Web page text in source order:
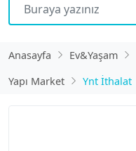
Anasayfa Ev&Yaşam
Yapı Market
Ynt İthalat